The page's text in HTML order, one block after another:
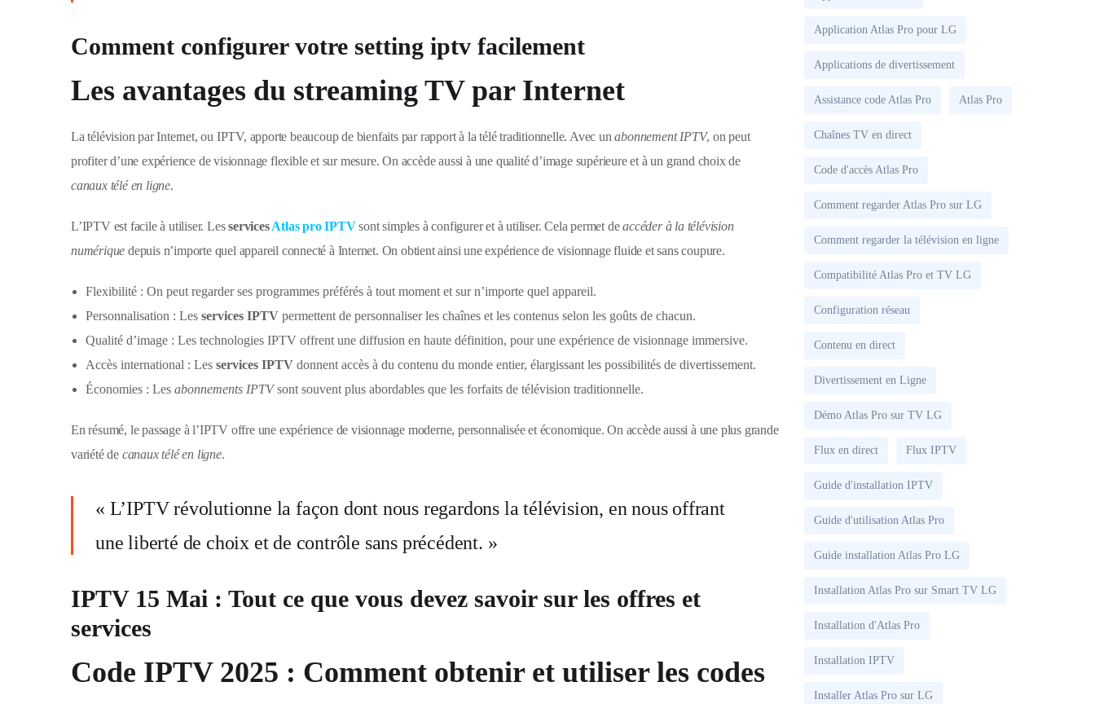
Comment configurer votre setting iptv facilement
Les avantages du streaming TV par Internet
La télévision par Internet, ou IPTV, apporte beaucoup de bienfaits par rapport à la télé traditionnelle. Avec unabonnement IPTV, on peut
profiter d’une expérience de visionnage flexible et sur mesure. On accède aussi à une qualité d’image supérieure et à un grand choix de
canaux télé en ligne.
L’IPTV est facile à utiliser. LesservicesAtlas pro IPTVsont simples à configurer et à utiliser. Cela permet deaccéder à la télévision
numérique depuis n’importe quel appareil connecté à Internet. On obtient ainsi une expérience de visionnage fluide et sans coupure.
Flexibilité : On peut regarder ses programmes préférés à tout moment et sur n’importe quel appareil.
Personnalisation : Les services IPTV permettent de personnaliser les chaînes et les contenus selon les goûts de chacun.
Qualité d’image : Les technologies IPTV offrent une diffusion en haute définition, pour une expérience de visionnage immersive.
Accès international : Les services IPTV donnent accès à du contenu du monde entier, élargissant les possibilités de divertissement.
Économies : Les abonnements IPTVsont souvent plus abordables que les forfaits de télévision traditionnelle.
En résumé, le passage à l’IPTV offre une expérience de visionnage moderne, personnalisée et économique. On accède aussi à une plus grande
variété de canaux télé en ligne.
« L’IPTV révolutionne la façon dont nous regardons la télévision, en nous offrant
une liberté de choix et de contrôle sans précédent. »
IPTV 15 Mai : Tout ce que vous devez savoir sur les offres et
services
Code IPTV 2025 : Comment obtenir et utiliser les codes
Application Atlas Pro pour LG
Applications de divertissement
Assistance code Atlas Pro Atlas Pro
Chaînes TV en direct
Code d'accès Atlas Pro
Comment regarder Atlas Pro sur LG
Comment regarder la télévision en ligne
Compatibilité Atlas Pro et TV LG
Configuration réseau
Contenu en direct
Divertissement en Ligne
Démo Atlas Pro sur TV LG
Flux en direct Flux IPTV
Guide d'installation IPTV
Guide d'utilisation Atlas Pro
Guide installation Atlas Pro LG
Installation Atlas Pro sur Smart TV LG
Installation d'Atlas Pro
Installation IPTV
Installer Atlas Pro sur LG